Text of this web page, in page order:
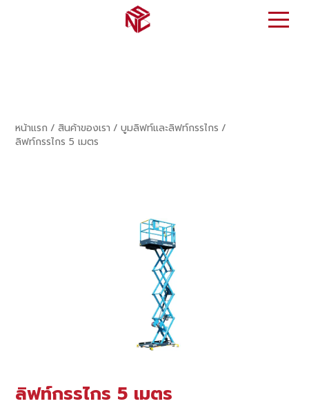
หน้าแรก / สินค้าของเรา / บูมลิฟท์และลิฟท์กรรไกร /
ลิฟท์กรรไกร 5 เมตร
ลิฟท์กรรไกร 5 เมตร